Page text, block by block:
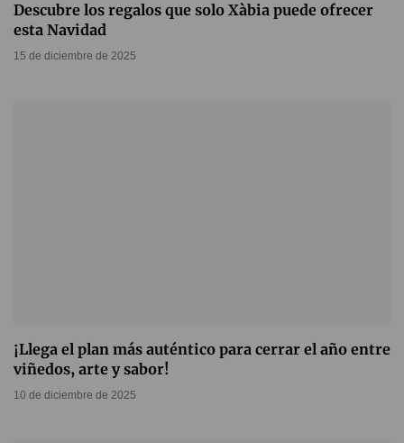
Descubre los regalos que solo Xàbia puede ofrecer
esta Navidad
15 de diciembre de 2025
¡Llega el plan más auténtico para cerrar el año entre
viñedos, arte y sabor!
10 de diciembre de 2025